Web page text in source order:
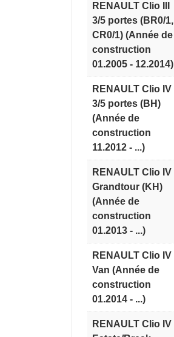
RENAULT Clio III
3/5 portes (BR0/1,
CR0/1) (Année de
construction
01.2005 - 12.2014)
RENAULT Clio IV
3/5 portes (BH)
(Année de
construction
11.2012 - ...)
RENAULT Clio IV
Grandtour (KH)
(Année de
construction
01.2013 - ...)
RENAULT Clio IV
Van (Année de
construction
01.2014 - ...)
RENAULT Clio IV